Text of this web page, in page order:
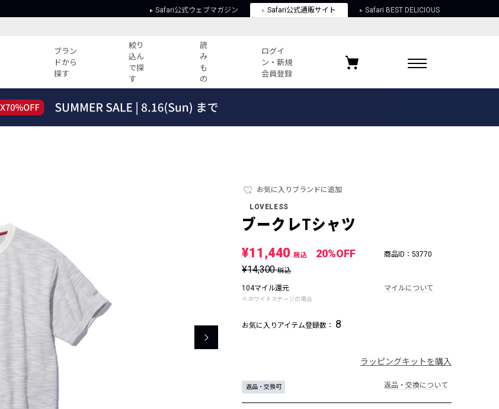
Safari公式ウェブマガジン Safari公式通販サイト Safari BEST DELICIOUS
ブラン
ドから
探す
絞り
込ん
で探
す
読
み
も
の
ログイ
ン・新規
会員登録
すべての記事
今週の別注アイテム
ウィークリーコーデ
レコメンドアイテム
ピックアップアイテム
フォーカスブランド
セールおすすめアイテム
人気アイテム TOP 15
プライバシーポリシー
お気に入りブランド
お気に入りブランドに追加
LOVELESS
ブークレTシャツ
¥11,440税込 20%OFF 商品ID：53770
¥14,300税込
104マイル還元
※ホワイトステージの場合
マイルについて
お気に入りアイテム登録数： 8
ラッピングキットを購入
返品・交換可 返品・交換について